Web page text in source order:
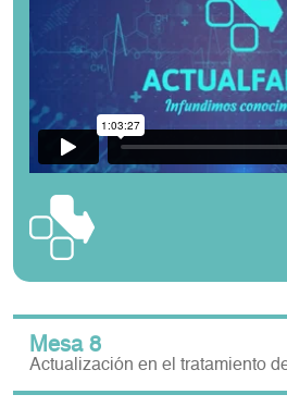
Mesa 8
Actualización en el tratamiento